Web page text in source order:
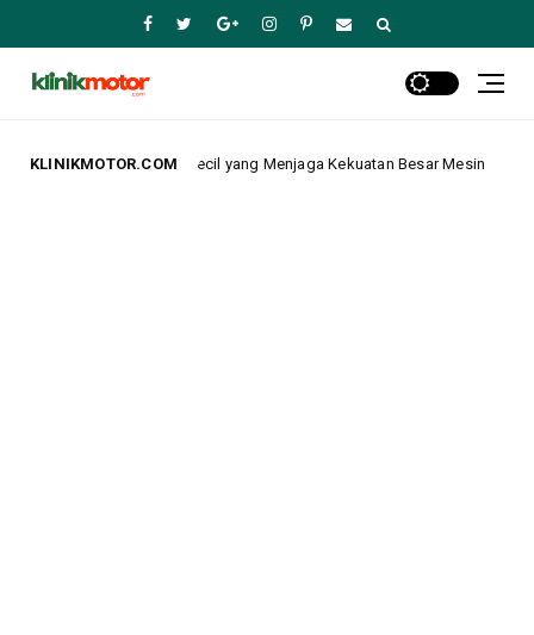
KLINIKMOTOR.COM
Ketepatan Kecil yang Menjaga Kekuatan Besar Mesin Advertorial